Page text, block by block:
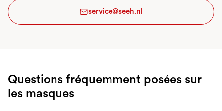
service@seeh.nl
Questions fréquemment posées sur
les masques